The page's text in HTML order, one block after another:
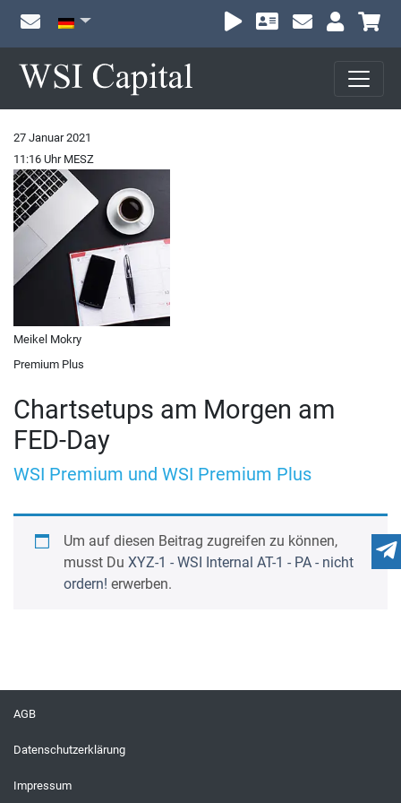
Chartsetups am Morgen am
FED-Day
WSI Premium und WSI Premium Plus
Um auf diesen Beitrag zugreifen zu können,
musst Du XYZ-1 - WSI Internal AT-1 - PA - nicht
ordern! erwerben.
27 Januar 2021
11:16 Uhr MESZ
Meikel Mokry
Premium Plus
AGB
Datenschutzerklärung
Impressum